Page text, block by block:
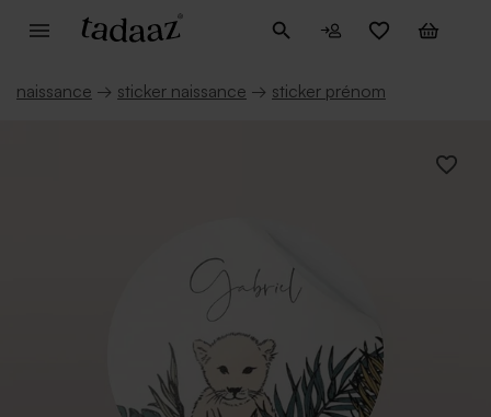
naissance → sticker naissance → sticker prénom